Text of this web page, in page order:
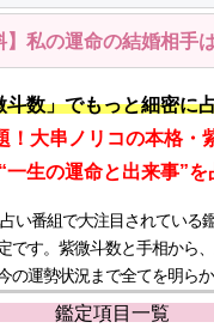
】私の運命の結婚相手
斗数」でもっと細密に
！大串ノリコの本格・
一生の運命と出来事”を
い番組で大注目されている
です。紫微斗数と手相から
の運勢状況まで全てを明らか
鑑定項目一覧